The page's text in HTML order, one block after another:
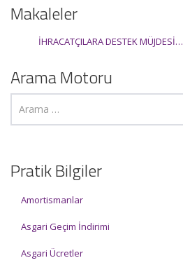
Makaleler
İHRACATÇILARA DESTEK MÜJDESİ…
Arama Motoru
Pratik Bilgiler
Amortismanlar
Asgari Geçim İndirimi
Asgari Ücretler